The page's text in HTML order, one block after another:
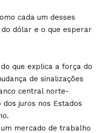
cada um desses
dólar e o que esperar
que explica a força do
de sinalizações
central norte-
juros nos Estados
mercado de trabalho